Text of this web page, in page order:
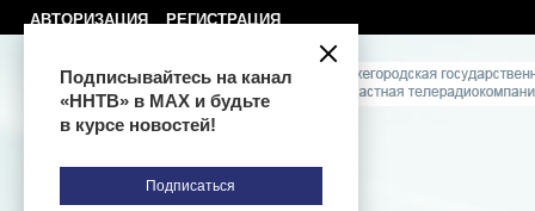
АВТОРИЗАЦИЯ РЕГИСТРАЦИЯ
Подписывайтесь на канал
«ННТВ» в МАХ и будьте
в курсе новостей!
Подписаться